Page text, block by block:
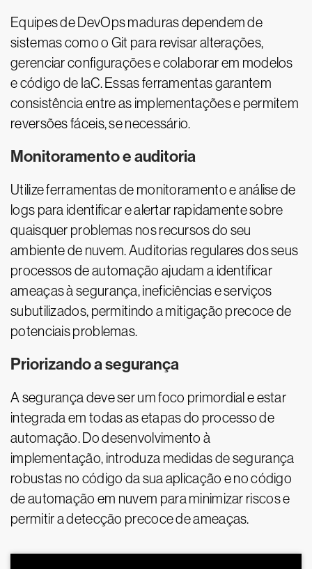
Equipes de DevOps maduras dependem de
sistemas como o Git para revisar alterações,
gerenciar configurações e colaborar em modelos
e código de IaC. Essas ferramentas garantem
consistência entre as implementações e permitem
reversões fáceis, se necessário.
Monitoramento e auditoria
Utilize ferramentas de monitoramento e análise de
logs para identificar e alertar rapidamente sobre
quaisquer problemas nos recursos do seu
ambiente de nuvem. Auditorias regulares dos seus
processos de automação ajudam a identificar
ameaças à segurança, ineficiências e serviços
subutilizados, permitindo a mitigação precoce de
potenciais problemas.
Priorizando a segurança
A segurança deve ser um foco primordial e estar
integrada em todas as etapas do processo de
automação. Do desenvolvimento à
implementação, introduza medidas de segurança
robustas no código da sua aplicação e no código
de automação em nuvem para minimizar riscos e
permitir a detecção precoce de ameaças.